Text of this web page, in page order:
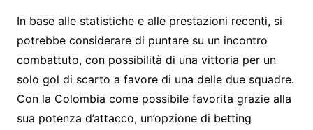
In base alle statistiche e alle prestazioni recenti, si
potrebbe considerare di puntare su un incontro
combattuto, con possibilità di una vittoria per un
solo gol di scarto a favore di una delle due squadre.
Con la Colombia come possibile favorita grazie alla
sua potenza d’attacco, un’opzione di betting